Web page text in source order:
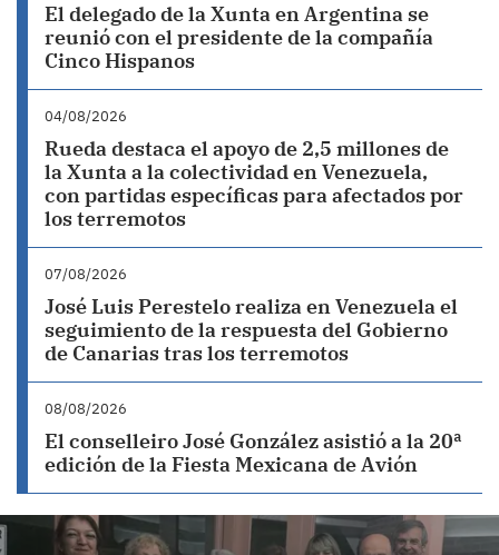
El delegado de la Xunta en Argentina se
reunió con el presidente de la compañía
Cinco Hispanos
04/08/2026
Rueda destaca el apoyo de 2,5 millones de
la Xunta a la colectividad en Venezuela,
con partidas específicas para afectados por
los terremotos
07/08/2026
José Luis Perestelo realiza en Venezuela el
seguimiento de la respuesta del Gobierno
de Canarias tras los terremotos
08/08/2026
El conselleiro José González asistió a la 20ª
edición de la Fiesta Mexicana de Avión